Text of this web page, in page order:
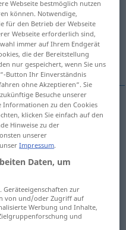
Webseite bestmöglich nutzen
können. Notwendige,
für den Betrieb der Webseite
Webseite erforderlich sind,
immer auf Ihrem Endgerät
die der Bereitstellung
nur gespeichert, wenn Sie uns
Button Ihr Einverständnis
ohne Akzeptieren“. Sie
Besuche unserer
Informationen zu den Cookies
klicken Sie einfach auf den
Hinweise zu der
unserer
Impressum.
Daten, um
Geräteeigenschaften zur
von und/oder Zugriff auf
Werbung und Inhalte,
und